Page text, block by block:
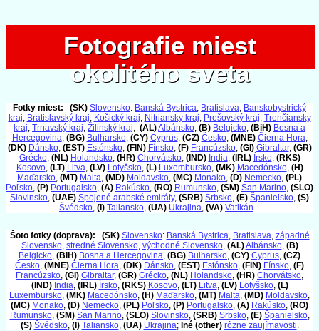
Fotografie miest
okolitého sveta
Fotografie miest
okolitého sveta
Fotky miest: (SK) Slovensko: Banská Bystrica, Bratislava, Banskobystrický
kraj, Bratislavský kraj, Košický kraj, Nitriansky kraj, Prešovský kraj, Trenčiansky
kraj, Trnavský kraj, Žilinský kraj, (AL)Albánsko, (B) Belgicko, (BiH) Bosna a
Hercegovina, (BG) Bulharsko, (CY) Cyprus, (CZ) Česko, (MNE) Čierna Hora,
(DK) Dánsko, (EST) Estónsko, (FIN) Fínsko, (F) Francúzsko, (GI) Gibraltar, (GR)
Grécko, (NL) Holandsko, (HR) Chorvátsko, (IND) India, (IRL) Írsko, (RKS)
Kosovo, (LT) Litva, (LV) Lotyšsko, (L) Luxembursko, (MK) Macedónsko, (H)
Maďarsko, (MT) Malta, (MD) Moldavsko, (MC) Monako, (D) Nemecko, (PL)
Poľsko, (P) Portugalsko, (A) Rakúsko, (RO) Rumunsko, (SM) San Marino, (SLO)
Slovinsko, (UAE) Spojené arabské emiráty, (SRB) Srbsko, (E) Španielsko, (S)
Švédsko, (I) Taliansko, (UA) Ukrajina, (VA) Vatikán.
Šoto fotky (doprava): (SK) Slovensko: Banská Bystrica, Bratislava, západné
Slovensko, stredné Slovensko, východné Slovensko, (AL)Albánsko, (B)
Belgicko, (BiH) Bosna a Hercegovina, (BG) Bulharsko, (CY) Cyprus, (CZ)
Česko, (MNE) Čierna Hora, (DK) Dánsko, (EST) Estónsko, (FIN) Fínsko, (F)
Francúzsko, (GI) Gibraltar, (GR) Grécko, (NL) Holandsko, (HR) Chorvátsko,
(IND) India, (IRL) Írsko, (RKS) Kosovo, (LT) Litva, (LV) Lotyšsko, (L)
Luxembursko, (MK) Macedónsko, (H) Maďarsko, (MT) Malta, (MD) Moldavsko,
(MC) Monako, (D) Nemecko, (PL) Poľsko, (P) Portugalsko, (A) Rakúsko, (RO)
Rumunsko, (SM) San Marino, (SLO) Slovinsko, (SRB) Srbsko, (E) Španielsko,
(S) Švédsko, (I) Taliansko, (UA) Ukrajina; Iné (other) rôzne zaujímavosti.